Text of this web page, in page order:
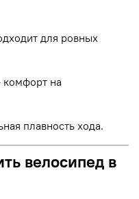
для ровных
комфорт на
плавность хода.
велосипед в